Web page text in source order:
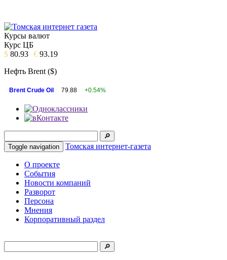
Курсы валют
Курс ЦБ
$ 80.93 € 93.19
Нефть Brent ($)
Brent Crude Oil 79.88 +0.54%
Toggle navigation Томская интернет-газета
О проекте
События
Новости компаний
Разворот
Персона
Мнения
Корпоративный раздел